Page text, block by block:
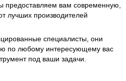
вам современную,
лучших производителей
специалисты, они
по любому интересующему вас
под ваши задачи.